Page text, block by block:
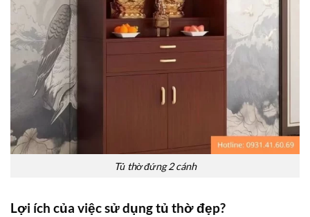
Tủ thờ đứng 2 cánh
Lợi ích của việc sử dụng tủ thờ đẹp?